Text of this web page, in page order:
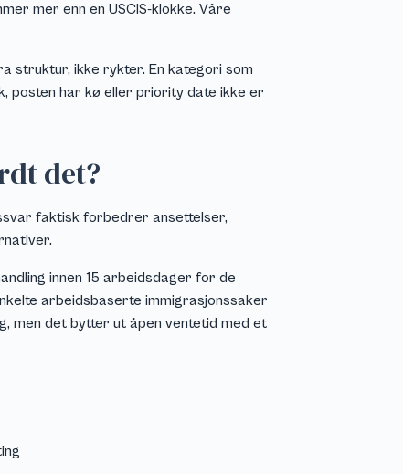
mer enn en USCIS-klokke. Våre
struktur, ikke rykter. En kategori som
posten har kø eller priority date ikke er
det?
faktisk forbedrer ansettelser,
innen 15 arbeidsdager for de
arbeidsbaserte immigrasjonssaker
men det bytter ut åpen ventetid med et